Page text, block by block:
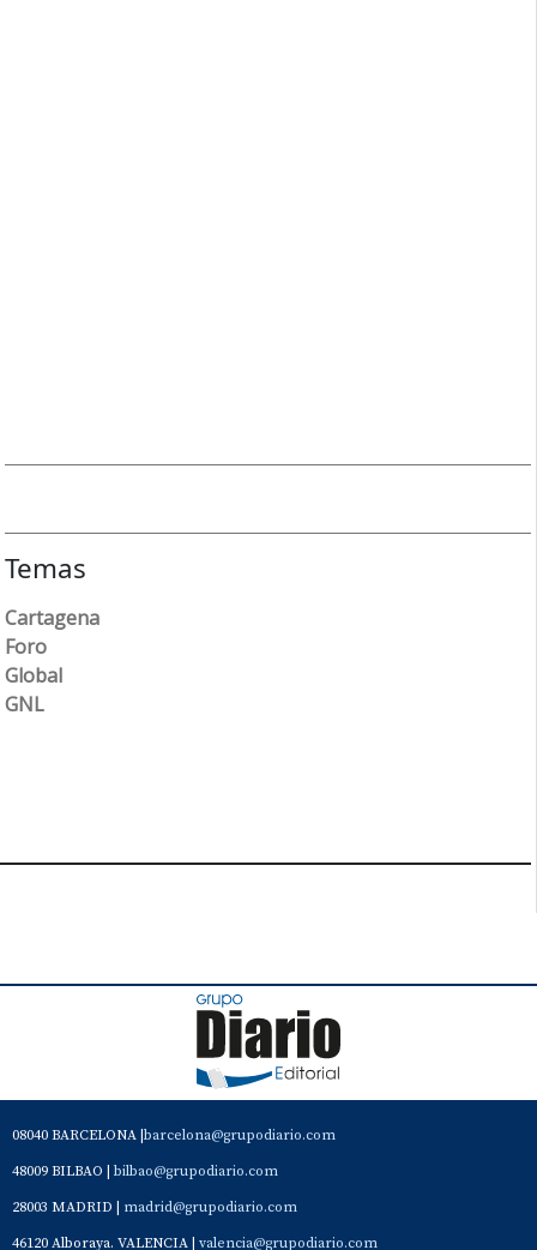
Temas
Cartagena
Foro
Global
GNL
08040 BARCELONA | barcelona@grupodiario.com
48009 BILBAO | bilbao@grupodiario.com
28003 MADRID | madrid@grupodiario.com
46120 Alboraya. VALENCIA | valencia@grupodiario.com